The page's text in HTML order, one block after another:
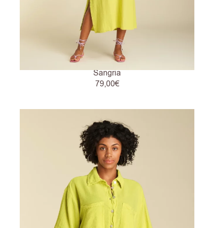
Sangria
79,00€